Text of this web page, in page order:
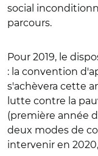
social
parcours.
Pour 2019, le
: la convention
s'achèvera cette
lutte contre la
(première année
deux modes de
intervenir en 2020,